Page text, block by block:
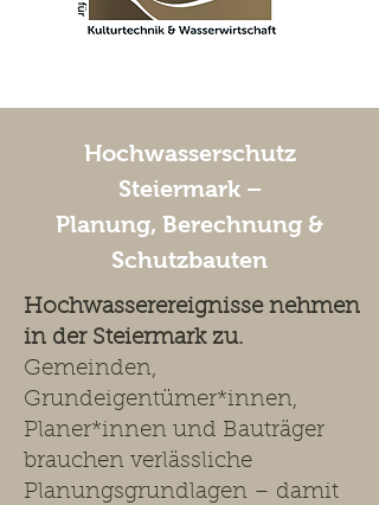
Hochwasserschutz
Steiermark –
Planung, Berechnung &
Schutzbauten
Hochwasserereignisse nehmen
in der Steiermark zu.
Gemeinden,
Grundeigentümer*innen,
Planer*innen und Bauträger
brauchen verlässliche
Planungsgrundlagen – damit